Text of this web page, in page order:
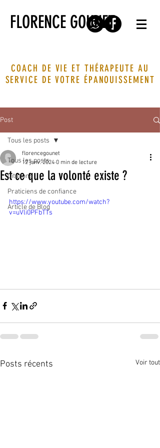
FLORENCE GOUNET
COACH DE VIE ET THÉRAPEUTE AU
SERVICE DE VOTRE ÉPANOUISSEMENT
Post
Tous les posts
Citations
Praticiens de confiance
Article de Blog
Tous les posts
Est ce que la volonté existe ?
florencegounet
12 janv. 2024 0 min de lecture
https://www.youtube.com/watch?
v=uVli0PFbTTs
Posts récents Voir tout